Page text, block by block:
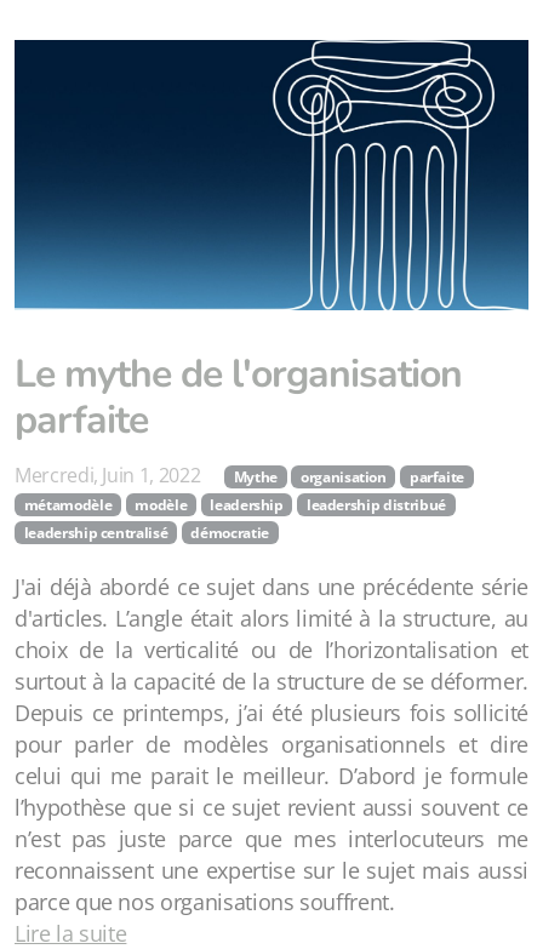
Le mythe de l'organisation
parfaite
Mercredi, Juin 1, 2022 Mythe organisation
parfaite
métamodèle
modèle leadership
leadership distribué
leadership centralisé
démocratie
J'ai déjà abordé ce sujet dans une précédente série
d'articles. L’angle était alors limité à la structure, au
choix de la verticalité ou de l’horizontalisation et
surtout à la capacité de la structure de se déformer.
Depuis ce printemps, j’ai été plusieurs fois sollicité
pour parler de modèles organisationnels et dire
celui qui me parait le meilleur. D’abord je formule
l’hypothèse que si ce sujet revient aussi souvent ce
n’est pas juste parce que mes interlocuteurs me
reconnaissent une expertise sur le sujet mais aussi
parce que nos organisations souffrent.
Lire la suite